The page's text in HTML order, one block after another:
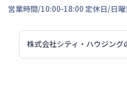
営業時間/10:00-18:00 定休日/日曜
株式会社シティ・ハウジング